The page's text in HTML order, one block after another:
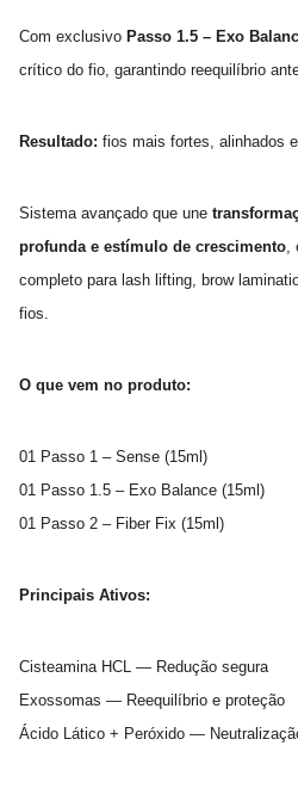
Com exclusivo Passo 1.5 – Exo
crítico do fio, garantindo reequilíbrio
Resultado: fios mais fortes, alinhados
Sistema avançado que une
profunda e estímulo de crescimento,
completo para lash lifting, brow
fios.
O que vem no produto:
01 Passo 1 – Sense (15ml)
01 Passo 1.5 – Exo Balance (15ml)
01 Passo 2 – Fiber Fix (15ml)
Principais Ativos:
Cisteamina HCL — Redução segura
Exossomas — Reequilíbrio e proteção
Ácido Lático + Peróxido —